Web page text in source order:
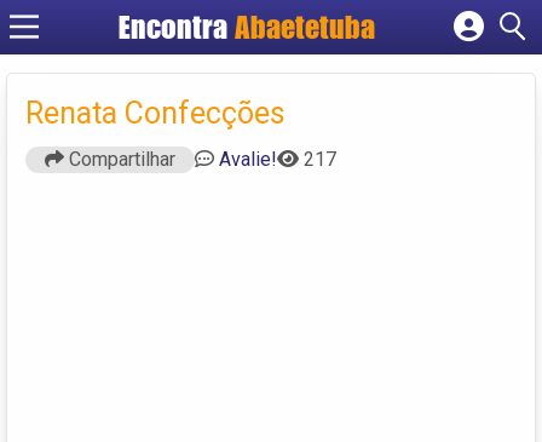
Encontra Abaetetuba
Cadastrar empresa
Fazer login
Criar conta
Renata Confecções
Compartilhar Avalie! 217